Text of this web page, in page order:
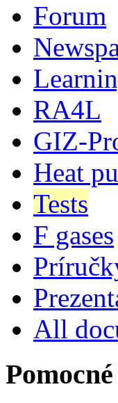
Forum
RA4L
GIZ-
Heat
Tests
F gases
All